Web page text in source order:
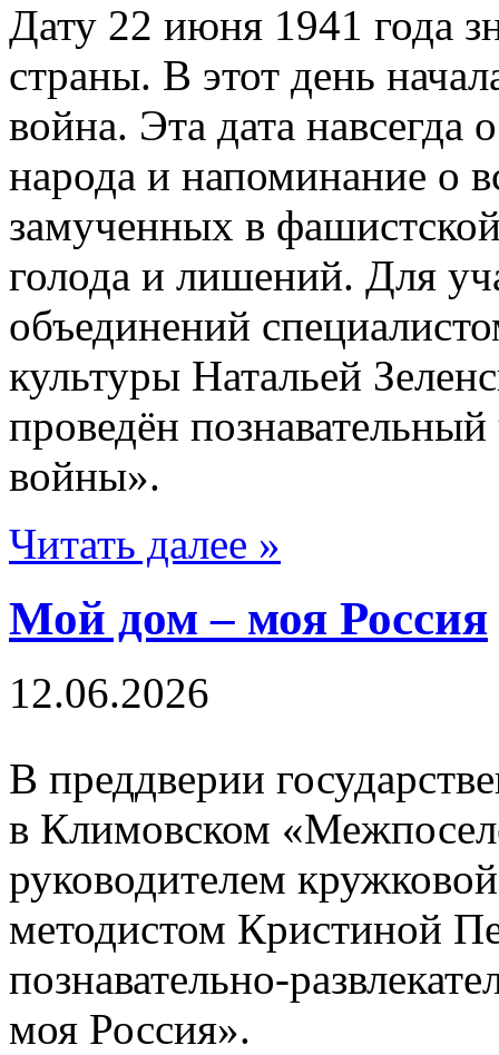
Дату 22 июня 1941 года
страны. В этот день
война. Эта дата навсегда
народа и напоминание о
замученных в
голода и лишений. Для
объединений
культуры Натальей
проведён
войны».
Читать далее »
Мой дом – моя Россия
12.06.2026
В преддверии
в Климовском
руководителем
методистом Кристиной
познавательно-
моя Россия».